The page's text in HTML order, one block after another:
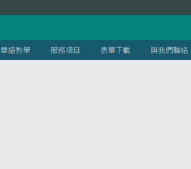
華語教學 服務項目 表單下載 與我們聯絡